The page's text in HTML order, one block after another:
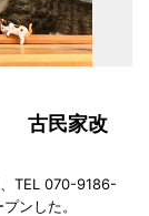
古民家改
TEL 070-9186-
ンした。